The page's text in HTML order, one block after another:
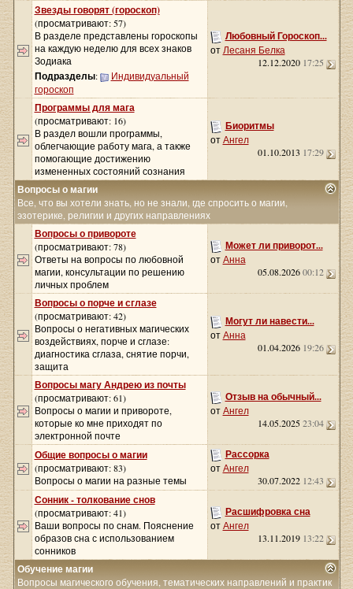
Звезды говорят (гороскоп)
(просматривают: 57)
В разделе представлены гороскопы
на каждую неделю для всех знаков
Зодиака
Подразделы:
Индивидуальный
гороскоп
Любовный Гороскоп...
отЛесаня Белка
12.12.2020 17:25
Программы для мага
(просматривают: 16)
В раздел вошли программы,
облегчающие работу мага, а также
помогающие достижению
измененных состояний сознания
Биоритмы
отАнгел
01.10.2013 17:29
Вопросы о магии
Все, что вы хотели знать, но не знали, где спросить о магии,
эзотерике, религии и других направлениях
Вопросы о привороте
(просматривают: 78)
Ответы на вопросы по любовной
магии, консультации по решению
личных проблем
Может ли приворот...
отАнна
05.08.202600:12
Вопросы о порче и сглазе
(просматривают: 42)
Вопросы о негативных магических
воздействиях, порче и сглазе:
диагностика сглаза, снятие порчи,
защита
Могут ли навести...
отАнна
01.04.2026 19:26
Вопросы магу Андрею из почты
(просматривают: 61)
Вопросы о магии и привороте,
которые ко мне приходят по
электронной почте
Отзыв на обычный...
отАнгел
14.05.202523:04
Общие вопросы о магии
(просматривают: 83)
Вопросы о магии на разные темы
Рассорка
отАнгел
30.07.2022 12:43
Сонник - толкование снов
(просматривают: 41)
Ваши вопросы по снам. Пояснение
образов сна с использованием
сонников
Расшифровка сна
отАнгел
13.11.2019 13:22
Обучение магии
Вопросы магического обучения, тематических направлений и практик